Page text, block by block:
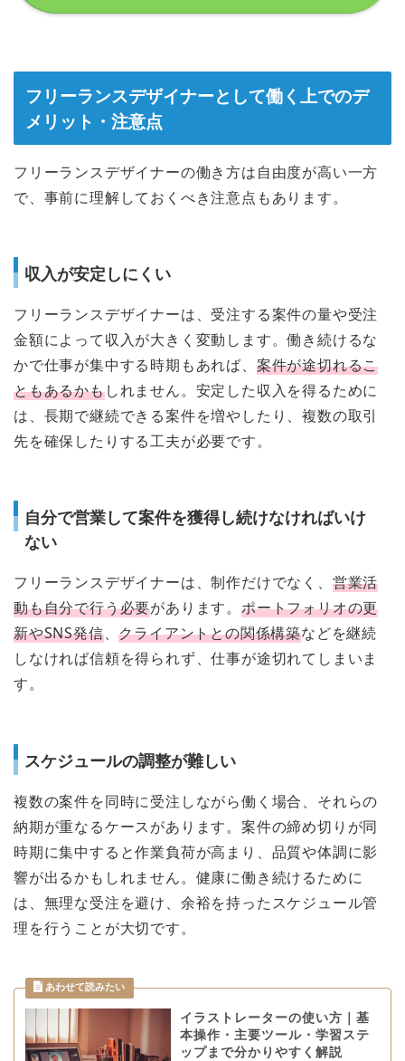
フリーランスデザイナーとして働く上でのデ
メリット・注意点
フリーランスデザイナーの働き方は自由度が高い一方
で、事前に理解しておくべき注意点もあります。
収入が安定しにくい
フリーランスデザイナーは、受注する案件の量や受注
金額によって収入が大きく変動します。働き続けるな
かで仕事が集中する時期もあれば、 案件が途切れるこ
ともあるかもしれません。安定した収入を得るために
は、長期で継続できる案件を増やしたり、複数の取引
先を確保したりする工夫が必要です。
自分で営業して案件を獲得し続けなければいけ
ない
フリーランスデザイナーは、制作だけでなく、 営業活
動も自分で行う必要があります。ポートフォリオの更
新やSNS発信、クライアントとの関係構築などを継続
しなければ信頼を得られず、仕事が途切れてしまいま
す。
スケジュールの調整が難しい
複数の案件を同時に受注しながら働く場合、それらの
納期が重なるケースがあります。案件の締め切りが同
時期に集中すると作業負荷が高まり、品質や体調に影
響が出るかもしれません。健康に働き続けるために
は、無理な受注を避け、余裕を持ったスケジュール管
理を行うことが大切です。
イラストレーターの使い方｜基
本操作・主要ツール・学習ステ
ップまで分かりやすく解説